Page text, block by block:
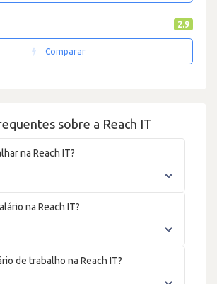
sobre a Reach IT
na Reach IT?
na Reach IT?
de trabalho na Reach IT?
2.9
Comparar